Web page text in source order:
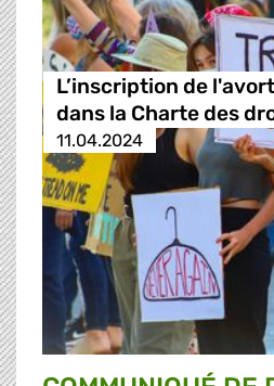
L’inscription de
dans la Charte des
11.04.2024